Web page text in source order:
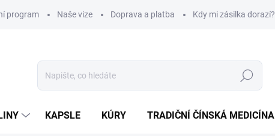
program Naše vize Doprava a platba Kdy mi zásilka dorazí?
Hledat
KAPSLE KÚRY TRADIČNÍ ČÍNSKÁ MEDICÍNA